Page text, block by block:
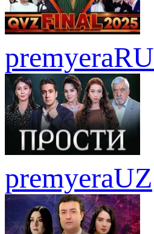
premyeraRU
premyeraUZ